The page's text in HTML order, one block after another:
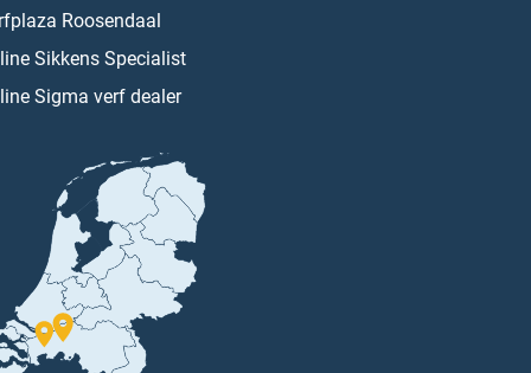
Roosendaal
Sikkens Specialist
Sigma verf dealer